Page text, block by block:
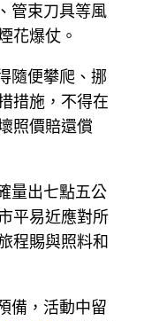
管束刀具等風
花爆仗。
隨便攀爬、挪
措施，不得在
照價賠還償
量出七點五公
平易近應對所
程賜與照料和
備，活動中留